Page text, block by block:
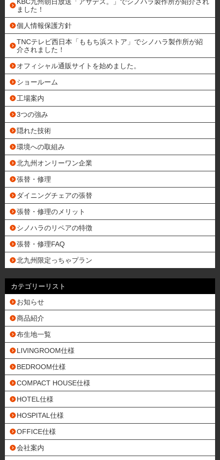
KBC九州朝日放送「アサデス。」でシノハラ製作所が紹介され
ました！
個人情報保護方針
TNCテレビ西日本「ももち浜ストア」でシノハラ製作所が紹
介されました！
オフィシャル通販サイトを始めました。
ショールーム
工場案内
3つの強み
隠れた技術
環境への取組み
北九州オンリーワン企業
張替・修理
ダイニングチェアの張替
張替・修理のメリット
シノハラのリペアの特徴
張替・修理FAQ
北九州限定っちゃプラン
カテゴリーリスト
お知らせ
商品紹介
布生地一覧
LIVINGROOM仕様
BEDROOM仕様
COMPACT HOUSE仕様
HOTEL仕様
HOSPITAL仕様
OFFICE仕様
会社案内